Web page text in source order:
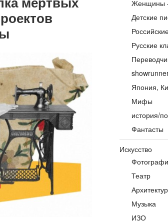
Женщины
Детские
Русские
Япония,
Мифы
история/
Фантасты
Искусство
Театр
Музыка
ИЗО